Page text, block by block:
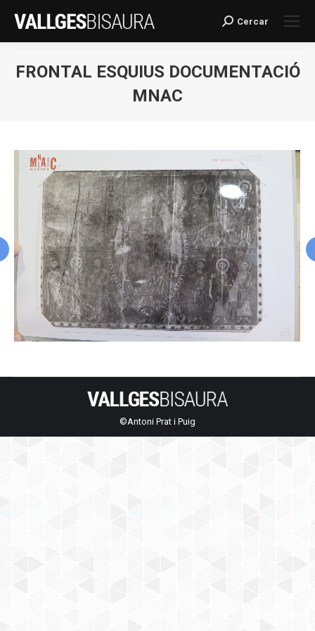
Search:
Cercar
FRONTAL ESQUIUS DOCUMENTACIÓ
MNAC
©Antoni Prat i Puig